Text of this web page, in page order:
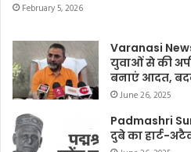
February 5, 2026
Varanasi
युवाओं से की
बनाएं आदत,
June 26, 2025
Padmashri
दुबे का हार्ट-